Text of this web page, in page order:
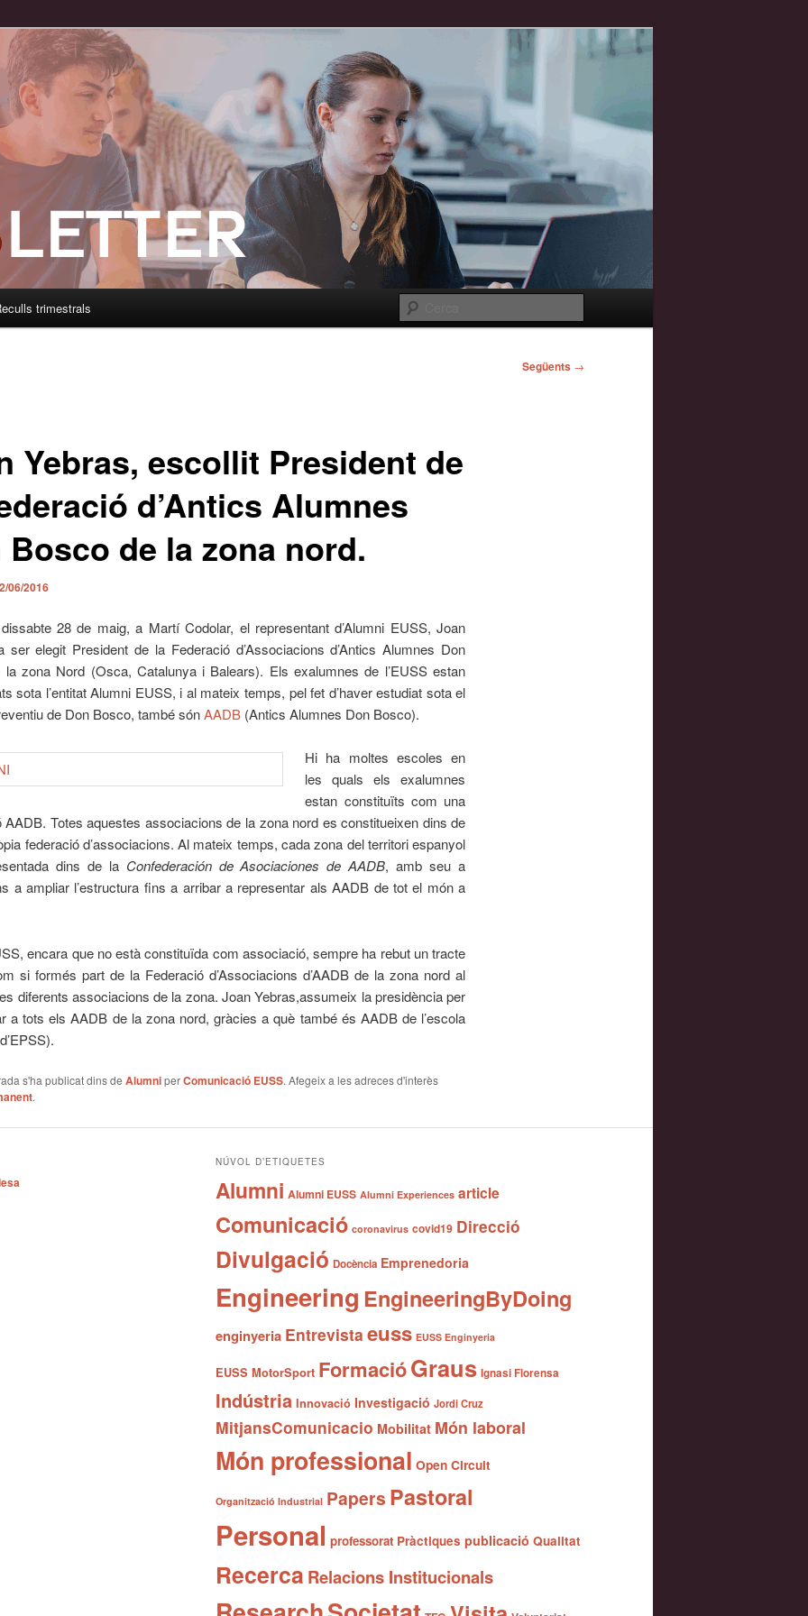
trimestrals
Següents →
Yebras, escollit President de
d’Antics Alumnes
Bosco de la zona nord.
06/2016
28 de maig, a Martí Codolar, el representant d’Alumni EUSS, Joan
ser elegit President de la Federació d’Associacions d’Antics Alumnes Don
la zona Nord (Osca, Catalunya i Balears). Els exalumnes de l’EUSS estan
sota l’entitat Alumni EUSS, i al mateix temps, pel fet d’haver estudiat sota el
de Don Bosco, també sónAADB(Antics Alumnes Don Bosco).
Hi ha moltes escoles en
les quals els exalumnes
estan constituïts com una
AADB. Totes aquestes associacions de la zona nord es constitueixen dins de
federació d’associacions. Al mateix temps, cada zona del territori espanyol
dins de la Confederación de Asociaciones de AADB, amb seu a
a ampliar l’estructura fins a arribar a representar als AADB de tot el món a
encara que no està constituïda com associació, sempre ha rebut un tracte
si formés part de la Federació d’Associacions d’AADB de la zona nord al
diferents associacions de la zona. Joan Yebras,assumeix la presidència per
a tots els AADB de la zona nord, gràcies a què també és AADB de l’escola
s'ha publicat dins de AlumniperComunicació EUSS. Afegeix a les adreces d'interès
.
NÚVOL D’ETIQUETES
Alumni Alumni EUSS Alumni Experiences article
Comunicació coronavirus covid19 Direcció
Divulgació Docència Emprenedoria
Engineering EngineeringByDoing
enginyeria Entrevista euss EUSS Enginyeria
EUSS MotorSport FormacióGraus Ignasi Florensa
Indústria Innovació Investigació Jordi Cruz
MitjansComunicacio Mobilitat Món laboral
Món professional Open Circuit
Organització Industrial Papers Pastoral
Personal professorat Pràctiques publicació Qualitat
Recerca Relacions Institucionals